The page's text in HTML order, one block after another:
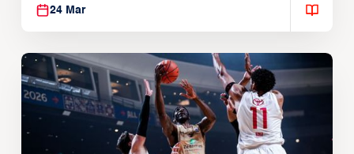
24 Mar